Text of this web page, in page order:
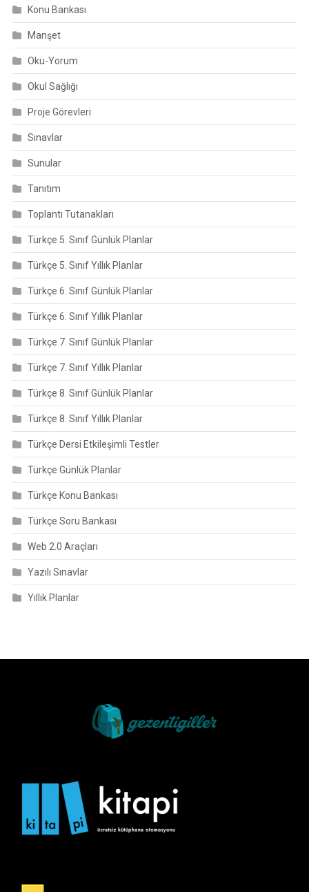
Konu Bankası
Manşet
Oku-Yorum
Okul Sağlığı
Proje Görevleri
Sınavlar
Sunular
Tanıtım
Toplantı Tutanakları
Türkçe 5. Sınıf Günlük Planlar
Türkçe 5. Sınıf Yıllık Planlar
Türkçe 6. Sınıf Günlük Planlar
Türkçe 6. Sınıf Yıllık Planlar
Türkçe 7. Sınıf Günlük Planlar
Türkçe 7. Sınıf Yıllık Planlar
Türkçe 8. Sınıf Günlük Planlar
Türkçe 8. Sınıf Yıllık Planlar
Türkçe Dersi Etkileşimli Testler
Türkçe Günlük Planlar
Türkçe Konu Bankası
Türkçe Soru Bankası
Web 2.0 Araçları
Yazılı Sınavlar
Yıllık Planlar